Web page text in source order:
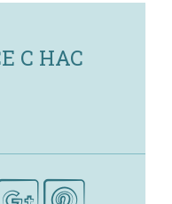
С НАС